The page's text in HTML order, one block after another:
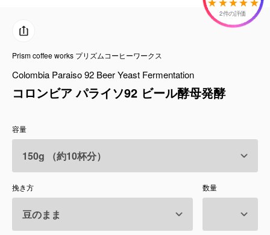
アクセサリ
ギフトセット
リキッド
卸販売
コーヒーのサブスク
2件の評価
Prism coffee works プリズムコーヒーワークス
Colombia Paraiso 92 Beer Yeast Fermentation
コロンビア パライソ92 ビール酵母発酵
容量
挽き方 数量